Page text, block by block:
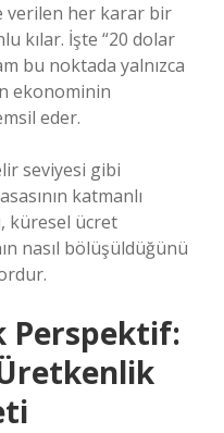
verilen her karar bir
kılar. İşte “20 dolar
bu noktada yalnızca
ekonominin
eder.
seviyesi gibi
katmanlı
küresel ücret
nasıl bölüşüldüğünü
Perspektif: